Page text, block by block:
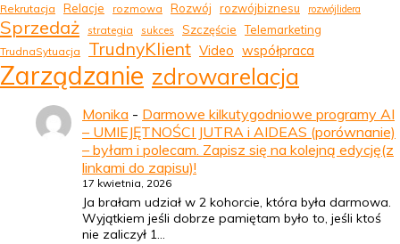
Rekrutacja
Relacje rozmowa Rozwój rozwójbiznesu rozwójlidera
Sprzedaż strategia sukces Szczęście Telemarketing
TrudnaSytuacja TrudnyKlient Video współpraca
Zarządzanie zdrowarelacja
Monika - Darmowe kilkutygodniowe programy AI
– UMIEJĘTNOŚCI JUTRA i AIDEAS (porównanie)
– byłam i polecam. Zapisz się na kolejną edycję(z
linkami do zapisu)!
17 kwietnia, 2026
Ja brałam udział w 2 kohorcie, która była darmowa.
Wyjątkiem jeśli dobrze pamiętam było to, jeśli ktoś
nie zaliczył 1…